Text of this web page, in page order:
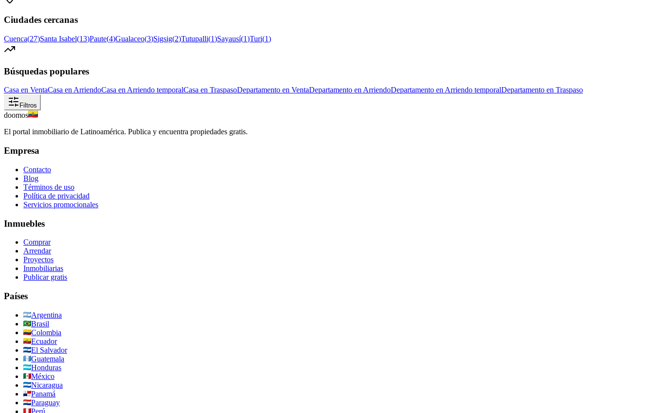
Ciudades cercanas
Cuenca(27)Santa Isabel(13)Paute(4)Gualaceo(3)Sigsig(2)Tutupalli(1)Sayausí(1)Turi(1)
Búsquedas populares
Casa en VentaCasa en ArriendoCasa en Arriendo temporalCasa en TraspasoDepartamento en VentaDepartamento en ArriendoDepartamento en Arriendo temporalDepartamento en Traspaso
Filtros
doomos
El portal inmobiliario de Latinoamérica. Publica y encuentra propiedades gratis.
Empresa
Contacto
Blog
Términos de uso
Política de privacidad
Servicios promocionales
Inmuebles
Comprar
Arrendar
Proyectos
Inmobiliarias
Publicar gratis
Países
Argentina
Brasil
Colombia
Ecuador
El Salvador
Guatemala
Honduras
México
Nicaragua
Panamá
Paraguay
Perú